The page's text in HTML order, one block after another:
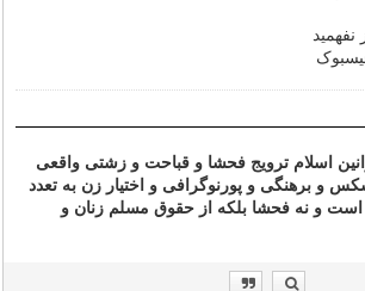
اسلام ترویج فحشا و قباحت و زشتی واقعی
و برهنگی و پورنوگرافی و اختیار زن به تعدد
و نه فحشا بلکه از حقوق مسلم زنان و